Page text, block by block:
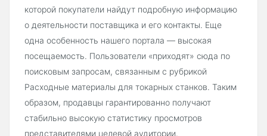
которой покупатели найдут подробную информацию
о деятельности поставщика и его контакты. Еще
одна особенность нашего портала — высокая
посещаемость. Пользователи «приходят» сюда по
поисковым запросам, связанным с рубрикой
Расходные материалы для токарных станков. Таким
образом, продавцы гарантированно получают
стабильно высокую статистику просмотров
представителями целевой аудитории.